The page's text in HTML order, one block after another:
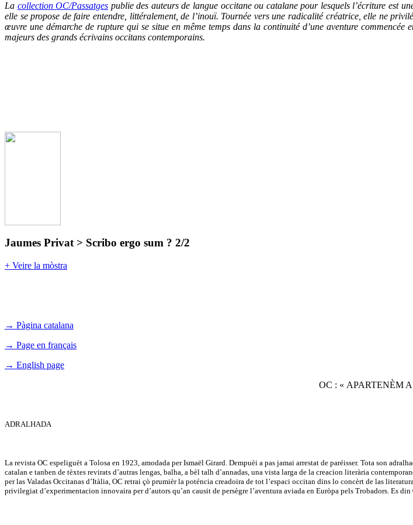
La collection OC/Passatges publie des auteurs de langue occitane ou catalane pour lesquels l’écriture est
elle se propose de faire entendre, littéralement, de l’inouï. Tournée vers une radicalité créatrice, elle ne
œuvre une démarche de rupture qui se situe en même temps dans la continuité d’une aventure
majeurs des grands écrivains occitans contemporains.
Jaumes Privat > Scribo ergo sum ? 2/2
+ Veire la mòstra
→ Pàgina catalana
→ Page en français
→ English page
OC : « APARTENÈM
ADRALHADA
La revista OC espeliguèt a Tolosa en 1923, amodada per Ismaël Girard. Dempuèi a pas jamai arrestat de paréisser. Tota son
catalan e tanben de tèxtes revirats d’autras lengas, balha, a bèl talh d’annadas, una vista larga de la creacion literària
per las Valadas Occitanas d’Itàlia, OC retrai çò prumièr la poténcia creadoira de tot l’espaci occitan dins lo concèrt de las
privilegiat d’experimentacion innovaira per d’autors qu’an causit de persègre l’aventura aviada en Euròpa pels Trobadors. Es